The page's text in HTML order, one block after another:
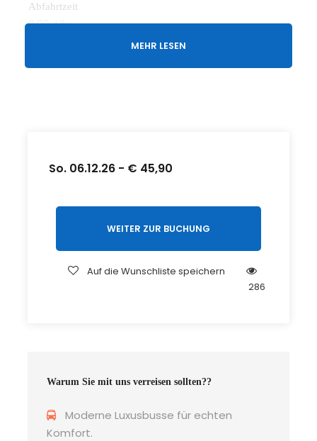
So. 06.12.26 - € 45,90
WEITER ZUR BUCHUNG
Auf die Wunschliste speichern
286
Warum Sie mit uns verreisen sollten??
Moderne Luxusbusse für echten
Komfort.
Abfahrtzeit
9.00 Uhr
MEHR LESEN